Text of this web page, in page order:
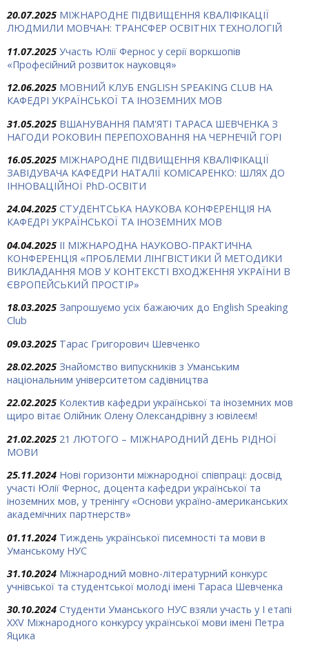
20.07.2025 МІЖНАРОДНЕ ПІДВИЩЕННЯ КВАЛІФІКАЦІЇ
ЛЮДМИЛИ МОВЧАН: ТРАНСФЕР ОСВІТНІХ ТЕХНОЛОГІЙ
11.07.2025 Участь Юлії Фернос у серії воркшопів
«Професійний розвиток науковця»
12.06.2025 МОВНИЙ КЛУБ ENGLISH SPEAKING CLUB НА
КАФЕДРІ УКРАЇНСЬКОЇ ТА ІНОЗЕМНИХ МОВ
31.05.2025 ВШАНУВАННЯ ПАМ'ЯТІ ТАРАСА ШЕВЧЕНКА З
НАГОДИ РОКОВИН ПЕРЕПОХОВАННЯ НА ЧЕРНЕЧІЙ ГОРІ
16.05.2025 МІЖНАРОДНЕ ПІДВИЩЕННЯ КВАЛІФІКАЦІЇ
ЗАВІДУВАЧА КАФЕДРИ НАТАЛІЇ КОМІСАРЕНКО: ШЛЯХ ДО
ІННОВАЦІЙНОЇ PhD-ОСВІТИ
24.04.2025 СТУДЕНТСЬКА НАУКОВА КОНФЕРЕНЦІЯ НА
КАФЕДРІ УКРАЇНСЬКОЇ ТА ІНОЗЕМНИХ МОВ
04.04.2025 ІІ МІЖНАРОДНА НАУКОВО-ПРАКТИЧНА
КОНФЕРЕНЦІЯ «ПРОБЛЕМИ ЛІНГВІСТИКИ Й МЕТОДИКИ
ВИКЛАДАННЯ МОВ У КОНТЕКСТІ ВХОДЖЕННЯ УКРАЇНИ В
ЄВРОПЕЙСЬКИЙ ПРОСТІР»
18.03.2025 Запрошуємо усіх бажаючих до English Speaking
Club
09.03.2025 Тарас Григорович Шевченко
28.02.2025 Знайомство випускників з Уманським
національним університетом садівництва
22.02.2025 Колектив кафедри української та іноземних мов
щиро вітає Олійник Олену Олександрівну з ювілеєм!
21.02.2025 21 ЛЮТОГО – МІЖНАРОДНИЙ ДЕНЬ РІДНОЇ
МОВИ
25.11.2024 Нові горизонти міжнародної співпраці: досвід
участі Юлії Фернос, доцента кафедри української та
іноземних мов, у тренінгу «Основи україно-американських
академічних партнерств»
01.11.2024 Тиждень української писемності та мови в
Уманському НУС
31.10.2024 Міжнародний мовно-літературний конкурс
учнівської та студентської молоді імені Тараса Шевченка
30.10.2024 Студенти Уманського НУС взяли участь у І етапі
ХХV Міжнародного конкурсу української мови імені Петра
Яцика